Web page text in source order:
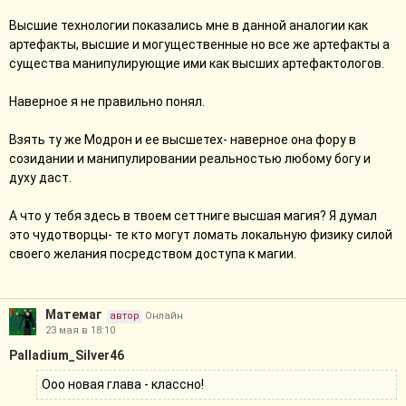
был не отказ, а замена одного - другим. Ты так говоришь, будто
бы возможность "генерировать без костылей" - это прям
идеальное благо. О, отнюдь. Цена очень велика. И эта сделка -
Высшие технологии показались мне в данной аналогии как
артефакты, высшие и могущественные но все же артефакты а
существа манипулирующие ими как высших артефактологов.
Наверное я не правильно понял.
Взять ту же Модрон и ее высшетех- наверное она фору в
созидании и манипулировании реальностью любому богу и
духу даст.
А что у тебя здесь в твоем сеттниге высшая магия? Я думал
это чудотворцы- те кто могут ломать локальную физику силой
своего желания посредством доступа к магии.
Матемаг автор
Онлайн
23 мая в 18:10
Palladium_Silver46
Ооо новая глава - классно!